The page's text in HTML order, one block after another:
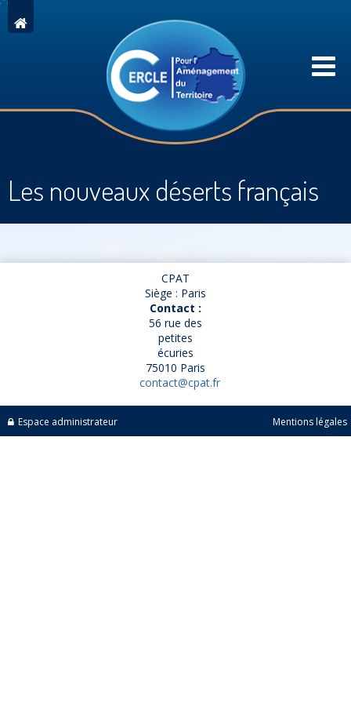
Les nouveaux déserts français
CPAT
Siège : Paris
Contact :
56 rue des
petites
écuries
75010 Paris
contact@cpat.fr
Espace administrateur Mentions légales